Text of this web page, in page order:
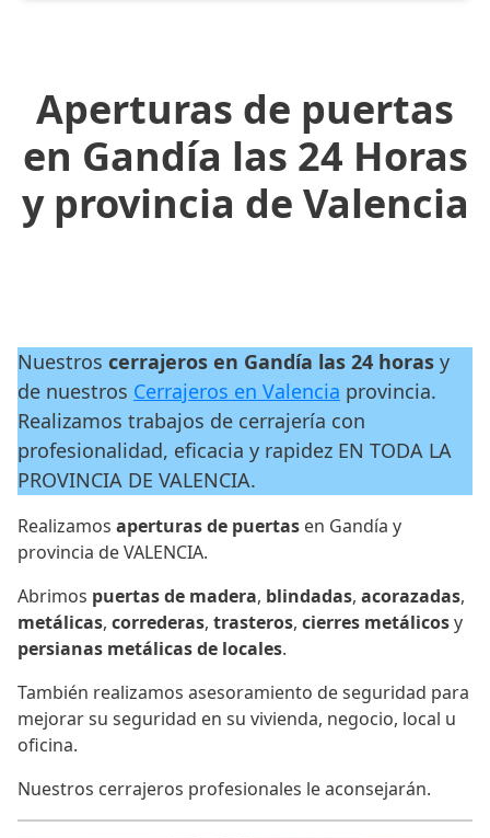
Aperturas de puertas
en Gandía las 24 Horas
y provincia de Valencia
Nuestros cerrajeros en Gandía las 24 horas y
de nuestros Cerrajeros en Valencia provincia.
Realizamos trabajos de cerrajería con
profesionalidad, eficacia y rapidez EN TODA LA
PROVINCIA DE VALENCIA.
Realizamos aperturas de puertas en Gandía y
provincia de VALENCIA.
Abrimos puertas de madera, blindadas, acorazadas,
metálicas, correderas, trasteros, cierres metálicosy
persianas metálicas de locales.
También realizamos asesoramiento de seguridad para
mejorar su seguridad en su vivienda, negocio, local u
oficina.
Nuestros cerrajeros profesionales le aconsejarán.